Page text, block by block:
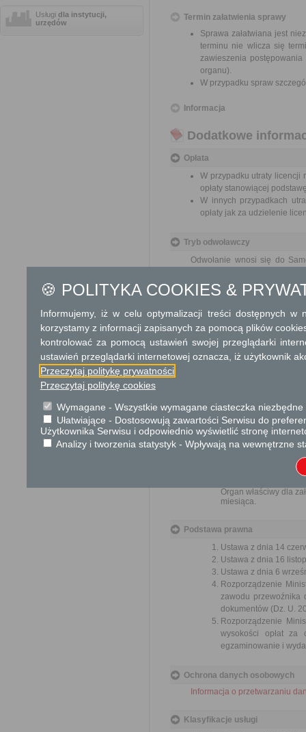
Usługi dla instytucji,
urzędów
Termin załatwienia sprawy
Sprawa załatwiana jest
terminu nie wlicza się
zawieszenia
organu).
W przypadku spraw
Informacja
Dodatkowe
Opłata
W przypadku utraty licencji
opłaty stanowiącej
W innych przypadkach
opłaty jak za udzielenie
Tryb odwoławczy
Odwołanie wnosi się do
nadania w polskiej placówce
Skargi i wnioski
Przedmiotem
przez ich
biurokratyczne
Organ właściwy dla
miesiąca.
Podstawa prawna
Ustawa z dnia 14
Ustawa z dnia 16
Ustawa z dnia 6
Rozporządzenie
zawodu przewoźnika
dokumentów (Dz. U.
Rozporządzenie
wysokości opłat za
egzaminowanie i
Ochrona danych osobowych
Informacja o przetwarzaniu
Klasyfikacje usługi
🍪 POLITYKA COOKIES &
Informujemy, iż w celu optymalizacji treści dostępnych w
korzystamy z informacji zapisanych za pomocą plików
kontrolować za pomocą ustawień swojej przeglądarki
ustawień przeglądarki internetowej oznacza, iż użytkownik
Przeczytaj politykę prywatności
Przeczytaj politykę cookies
Wymagane - Wszystkie wymagane ciasteczka
Ułatwiające - Dostosowują zawartości Serwisu do
Użytkownika Serwisu i odpowiednio wyświetlić stronę
Analizy i tworzenia statystyk - Wpływają na wewnętrzne